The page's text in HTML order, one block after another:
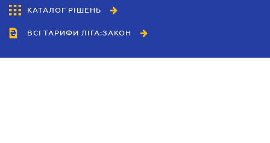
КАТАЛОГ РІШЕНЬ
ВСІ ТАРИФИ ЛІГА:ЗАКОН